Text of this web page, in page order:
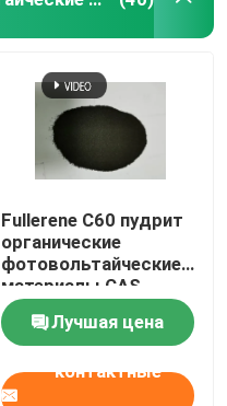
Fullerene C60 пудрит
органические
фотовольтайческие
материалы CAS
99685-96-8
Лучшая цена
контактные